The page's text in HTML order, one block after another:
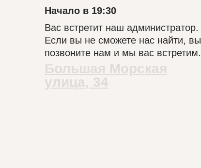
Большая Морская
улица, 34
Вас встретит наш администратор.
Если вы не сможете нас найти, вы
позвоните нам и мы вас встретим.
Начало в 19:30